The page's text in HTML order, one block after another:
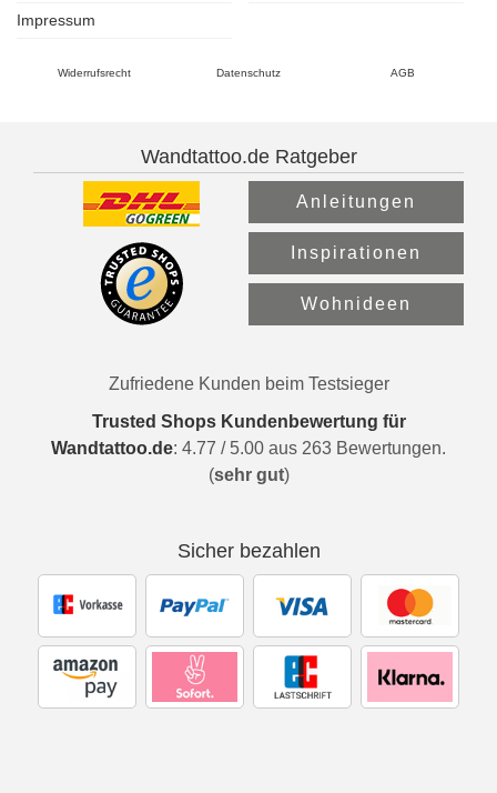
Impressum
Widerrufsrecht Datenschutz AGB
Wandtattoo.de Ratgeber
Anleitungen
Inspirationen
Wohnideen
Zufriedene Kunden beim Testsieger
Trusted Shops Kundenbewertung für
Wandtattoo.de: 4.77 / 5.00 aus 263 Bewertungen.
(sehr gut)
Sicher bezahlen